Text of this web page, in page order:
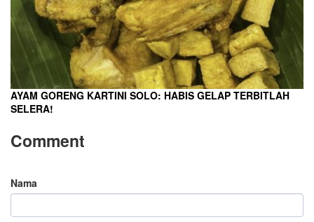
AYAM GORENG KARTINI SOLO: HABIS GELAP TERBITLAH
SELERA!
Comment
Nama